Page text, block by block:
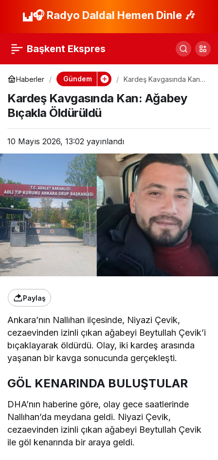
🎧 Radyo Daldal Hemen Dinle 🎶
Başkent Ekspres
Haberler Gündem
Kardeş Kavgasında Kan:
Öldürüldü
Kardeş Kavgasında Kan: Ağabey
Bıçakla Öldürüldü
10 Mayıs 2026, 13:02 yayınlandı
Paylaş
Ankara’nın Nallıhan ilçesinde, Niyazi Çevik,
cezaevinden izinli çıkan ağabeyi Beytullah Çevik’i
bıçaklayarak öldürdü. Olay, iki kardeş arasında
yaşanan bir kavga sonucunda gerçekleşti.
GÖL KENARINDA BULUŞTULAR
DHA’nın haberine göre, olay gece saatlerinde
Nallıhan’da meydana geldi. Niyazi Çevik,
cezaevinden izinli çıkan ağabeyi Beytullah Çevik
ile göl kenarında bir araya geldi.
Denizli’de Boğulma
Hayatını Kaybetti
Paylaş